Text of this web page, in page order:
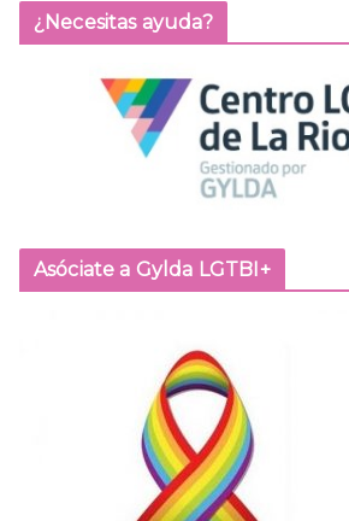
¿Necesitas ayuda?
Asóciate a Gylda LGTBI+